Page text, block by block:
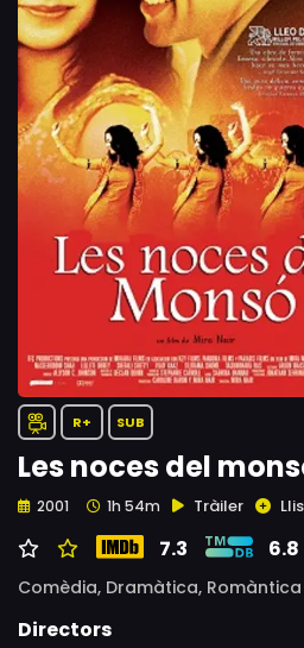
R+ SUB
Les noces del
2001 1h 54m Tràiler
7.3 6.8
Comèdia, Dramàtica, Romàntica
Directors